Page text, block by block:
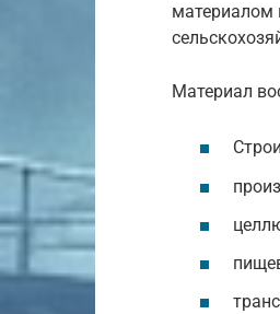
материалом
Материал